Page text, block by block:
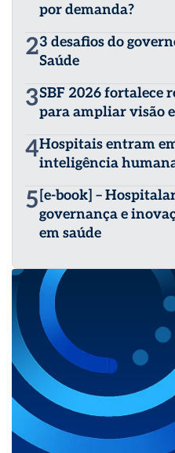
por demanda?
23 desafios do
Saúde
3SBF 2026 fortalece
para ampliar visão
4Hospitais entram
inteligência
5 [e-book] –
governança e
em saúde